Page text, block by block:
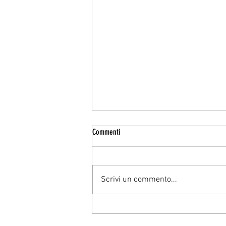
LA LIBIDO SECONDO FREUD E JUNG
Commenti
Scrivi un commento...